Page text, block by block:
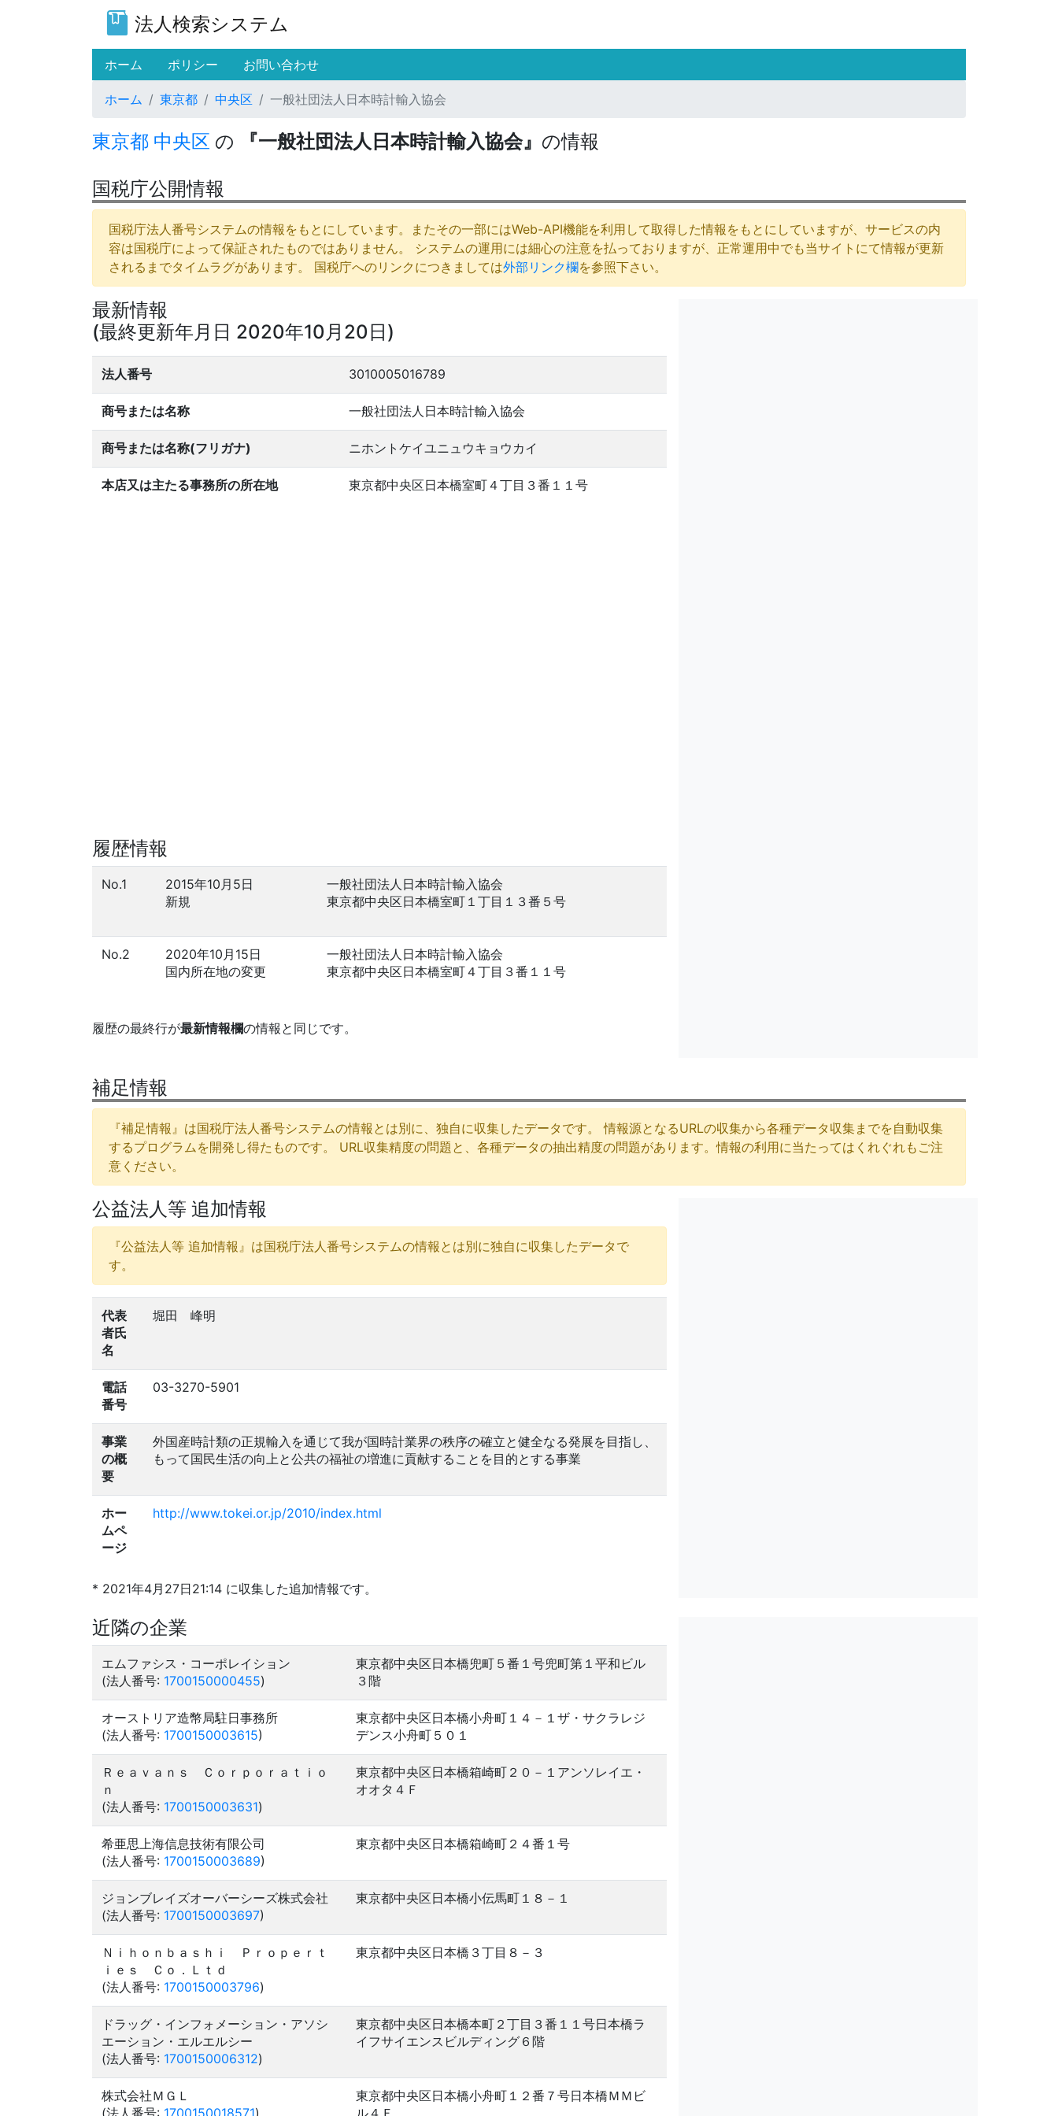
法人検索システム
ホーム (current)
ポリシー お問い合わせ
ホーム 東京都 中央区 一般社団法人日本時計輸入協会
東京都 中央区 の 『一般社団法人日本時計輸入協会』 の情報
国税庁公開情報
国税庁法人番号システムの情報をもとにしています。またその一部にはWeb-API機能を利用して取得した情報をもとにしていますが、サービスの内
容は国税庁によって保証されたものではありません。 システムの運用には細心の注意を払っておりますが、正常運用中でも当サイトにて情報が更新
されるまでタイムラグがあります。 国税庁へのリンクにつきましては外部リンク欄を参照下さい。
最新情報
(最終更新年月日 2020年10月20日)
法人番号 3010005016789
商号または名称 一般社団法人日本時計輸入協会
商号または名称(フリガナ) ニホントケイユニュウキョウカイ
本店又は主たる事務所の所在地 東京都中央区日本橋室町４丁目３番１１号
履歴情報
No.1
2015年10月5日
新規
一般社団法人日本時計輸入協会
東京都中央区日本橋室町１丁目１３番５号
No.2
2020年10月15日
国内所在地の変更
一般社団法人日本時計輸入協会
東京都中央区日本橋室町４丁目３番１１号
履歴の最終行が最新情報欄の情報と同じです。
補足情報
『補足情報』は国税庁法人番号システムの情報とは別に、独自に収集したデータです。 情報源となるURLの収集から各種データ収集までを自動収集
するプログラムを開発し得たものです。 URL収集精度の問題と、各種データの抽出精度の問題があります。情報の利用に当たってはくれぐれもご注
意ください。
公益法人等 追加情報
『公益法人等 追加情報』は国税庁法人番号システムの情報とは別に独自に収集したデータで
す。
代表
者氏
名
堀田 峰明
電話
番号
03-3270-5901
事業
の概
要
外国産時計類の正規輸入を通じて我が国時計業界の秩序の確立と健全なる発展を目指し、
もって国民生活の向上と公共の福祉の増進に貢献することを目的とする事業
ホー
ムペ
ージ
http://www.tokei.or.jp/2010/index.html
* 2021年4月27日21:14 に収集した追加情報です。
近隣の企業
エムファシス・コーポレイション
(法人番号: 1700150000455)
東京都中央区日本橋兜町５番１号兜町第１平和ビル
３階
オーストリア造幣局駐日事務所
(法人番号: 1700150003615)
東京都中央区日本橋小舟町１４－１ザ・サクラレジ
デンス小舟町５０１
Ｒｅａｖａｎｓ Ｃｏｒｐｏｒａｔｉｏ
ｎ
(法人番号: 1700150003631)
東京都中央区日本橋箱崎町２０－１アンソレイエ・
オオタ４Ｆ
希亜思上海信息技術有限公司
(法人番号: 1700150003689)
東京都中央区日本橋箱崎町２４番１号
ジョンブレイズオーバーシーズ株式会社
(法人番号: 1700150003697)
東京都中央区日本橋小伝馬町１８－１
Ｎｉｈｏｎｂａｓｈｉ Ｐｒｏｐｅｒｔ
ｉｅｓ Ｃｏ．Ｌｔｄ
(法人番号: 1700150003796)
東京都中央区日本橋３丁目８－３
ドラッグ・インフォメーション・アソシ
エーション・エルエルシー
(法人番号: 1700150006312)
東京都中央区日本橋本町２丁目３番１１号日本橋ラ
イフサイエンスビルディング６階
株式会社ＭＧＬ
(法人番号: 1700150018571)
東京都中央区日本橋小舟町１２番７号日本橋ＭＭビ
ル４Ｆ